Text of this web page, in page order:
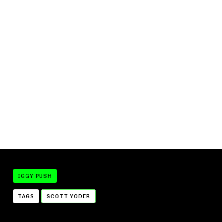
IGGY PUSH
TAGS SCOTT YODER